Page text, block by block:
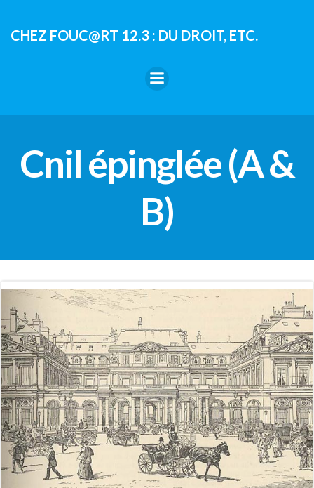
contenu
CHEZ FOUC@RT 12.3 : DU DROIT, ETC.
Cnil épinglée (A &
B)